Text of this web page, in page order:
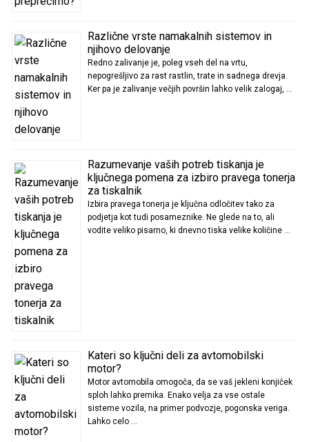
Različne vrste namakalnih sistemov in
njihovo delovanje
Redno zalivanje je, poleg vseh del na vrtu,
nepogrešljivo za rast rastlin, trate in sadnega drevja.
Ker pa je zalivanje večjih površin lahko velik zalogaj, …
Razumevanje vaših potreb tiskanja je
ključnega pomena za izbiro pravega tonerja
za tiskalnik
Izbira pravega tonerja je ključna odločitev tako za
podjetja kot tudi posameznike. Ne glede na to, ali
vodite veliko pisarno, ki dnevno tiska velike količine …
Kateri so ključni deli za avtomobilski
motor?
Motor avtomobila omogoča, da se vaš jekleni konjiček
sploh lahko premika. Enako velja za vse ostale
sisteme vozila, na primer podvozje, pogonska veriga.
Lahko celo …